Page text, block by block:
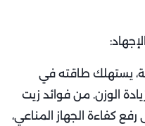
يستهلك طاقته في
الوزن. من فوائد زيت
كفاءة الجهاز المناعي،